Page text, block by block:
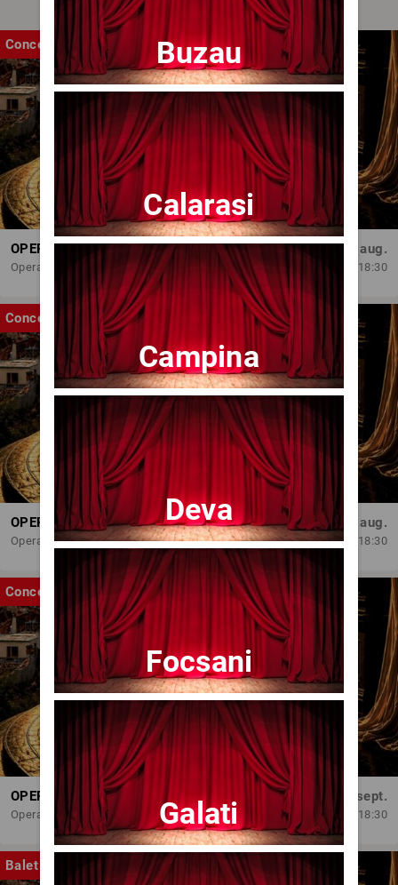
Concert
OPERA BRAȘOV ESTIVAL – ROMANCE & CINEMA - CONCERT
Opera Brasov
Sâm, 29 aug.
18:30
Concert
OPERA BRAȘOV ESTIVAL – ARMONII DE VARĂ - CVINTETUL VOCAL ANATOLY - CONCERT
Opera Brasov
Dum, 30 aug.
18:30
Concert
OPERA BRAȘOV ESTIVAL – SEARĂ DE OPERĂ – CONCERT EXTRAORDINAR
Opera Brasov
Sâm, 5 sept.
18:30
Balet
Buzau
Calarasi
Campina
Deva
Focsani
Galati